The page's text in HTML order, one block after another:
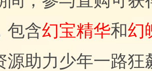
包含幻宝精华和幻
源助力少年一路狂